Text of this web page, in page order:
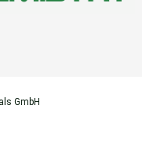
GmbH